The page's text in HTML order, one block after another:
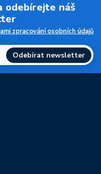
odebírejte náš
zpracování osobních údajů
Odebírat newsletter